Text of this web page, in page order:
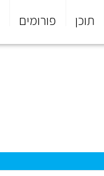
תוכן פורומים